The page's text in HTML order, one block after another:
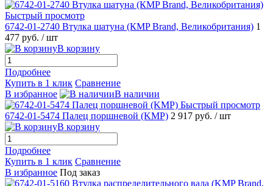
Быстрый просмотр
6742-01-2740 Втулка шатуна (КMP Brand, Великобритания) 1
477 руб. / шт
В корзину
Подробнее
Купить в 1 клик Сравнение
В избранное
В наличии
Быстрый просмотр
6742-01-5474 Палец поршневой (KMP) 2 917 руб. / шт
В корзину
Подробнее
Купить в 1 клик Сравнение
В избранное Под заказ